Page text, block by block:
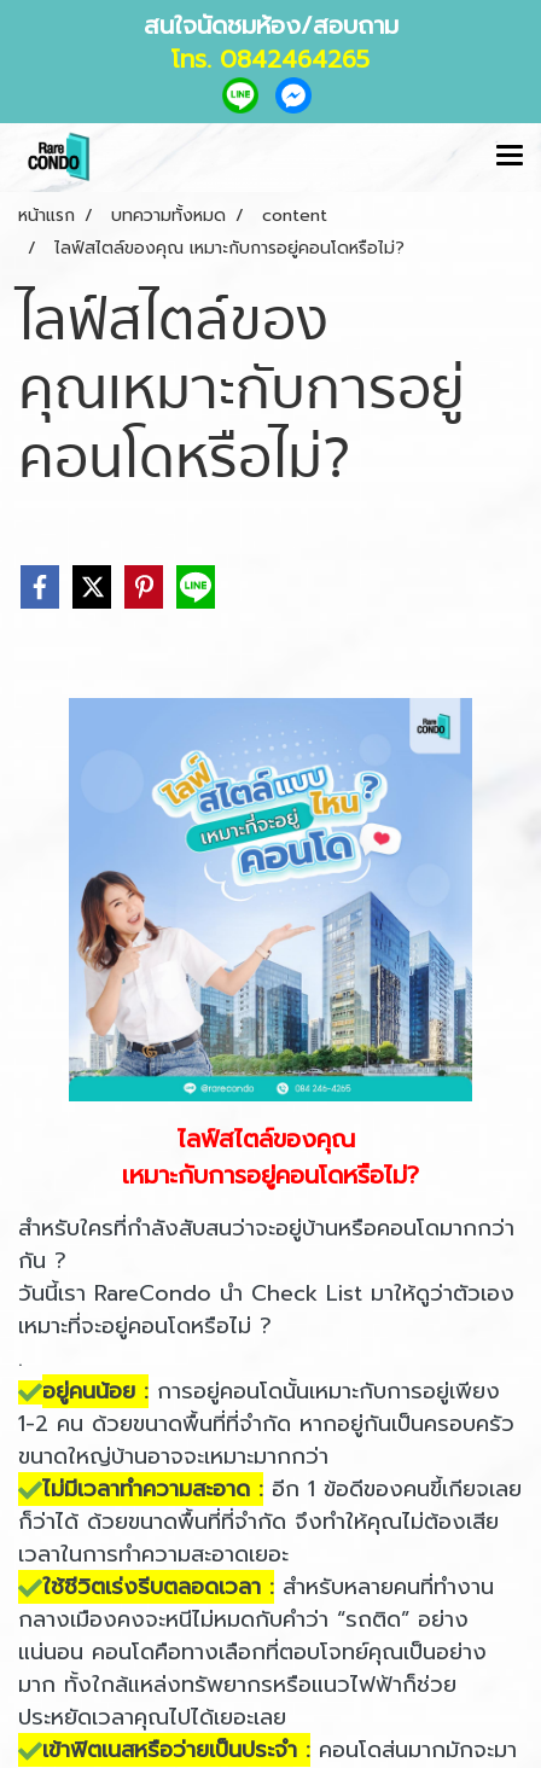
สนใจนัดชมห้อง/สอบถาม
โทร. 0842464265
หน้าแรก บทความทั้งหมด
content
ไลฟ์สไตล์ของคุณ เหมาะกับการอยู่คอนโดหรือไม่?
ไลฟ์สไตล์ของ
คุณ เหมาะกับการอยู่
คอนโดหรือไม่?
ไลฟ์สไตล์ของคุณ
เหมาะกับการอยู่คอนโดหรือไม่?
สำหรับใครที่กำลังสับสนว่าจะอยู่บ้านหรือคอนโดมากกว่า
กัน ?
วันนี้เรา RareCondo นำ Check List มาให้ดูว่าตัวเอง
เหมาะที่จะอยู่คอนโดหรือไม่ ?
.
อยู่คนน้อย : การอยู่คอนโดนั้นเหมาะกับการอยู่เพียง
1-2 คน ด้วยขนาดพื้นที่ที่จำกัด หากอยู่กันเป็นครอบครัว
ขนาดใหญ่บ้านอาจจะเหมาะมากกว่า
ไม่มีเวลาทำความสะอาด : อีก 1 ข้อดีของคนขี้เกียจเลย
ก็ว่าได้ ด้วยขนาดพื้นที่ที่จำกัด จึงทำให้คุณไม่ต้องเสีย
เวลาในการทำความสะอาดเยอะ
ใช้ชีวิตเร่งรีบตลอดเวลา : สำหรับหลายคนที่ทำงาน
กลางเมืองคงจะหนีไม่หมดกับคำว่า “รถติด” อย่าง
แน่นอน คอนโดคือทางเลือกที่ตอบโจทย์คุณเป็นอย่าง
มาก ทั้งใกล้แหล่งทรัพยากรหรือแนวไฟฟ้าก็ช่วย
ประหยัดเวลาคุณไปได้เยอะเลย
เข้าฟิตเนสหรือว่ายเป็นประจำ : คอนโดส่นมากมักจะมา